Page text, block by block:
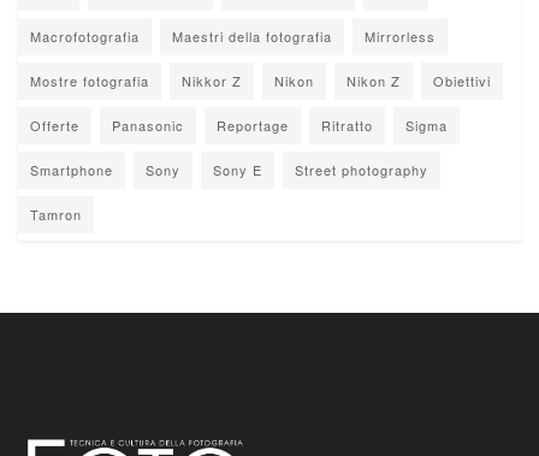
Macrofotografia Maestri della fotografia Mirrorless
Mostre fotografia Nikkor Z Nikon Nikon Z Obiettivi
Offerte Panasonic Reportage Ritratto Sigma
Smartphone Sony Sony E Street photography
Tamron